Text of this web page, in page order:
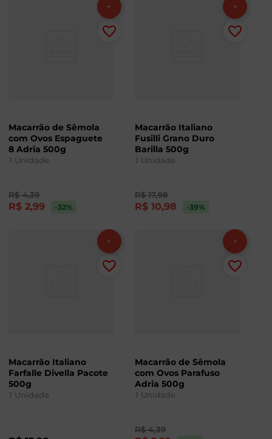
Macarrão de Sêmola
com Ovos Espaguete
8 Adria 500g
1 Unidade
R$ 4,39
R$ 2,99 -32%
Macarrão Italiano
Fusilli Grano Duro
Barilla 500g
1 Unidade
R$ 17,98
R$ 10,98 -39%
Macarrão Italiano
Farfalle Divella Pacote
500g
1 Unidade
Macarrão de Sêmola
com Ovos Parafuso
Adria 500g
1 Unidade
R$ 4,39